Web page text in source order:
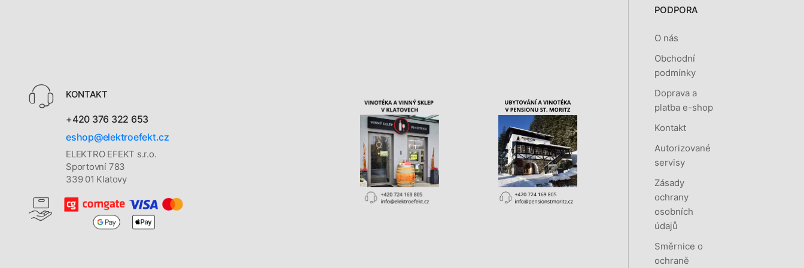
KONTAKT
+420 376 322 653
eshop@elektroefekt.cz
ELEKTRO EFEKT s.r.o.
Sportovní 783
339 01 Klatovy
PODPORA
O nás
Obchodní
podmínky
Doprava a
platba e-shop
Kontakt
Autorizované
servisy
Zásady
ochrany
osobních
údajů
Směrnice o
ochraně